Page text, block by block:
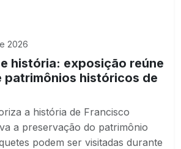
2026
história: exposição reúne
patrimônios históricos de
a história de Francisco
a preservação do patrimônio
podem ser visitadas durante